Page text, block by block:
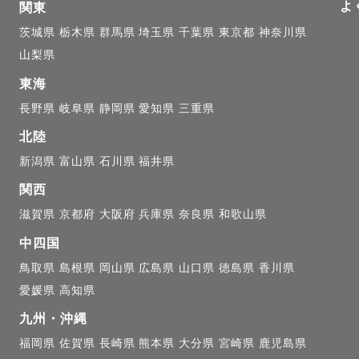
常も、特別な1日も、まるで物語のワンシーンのよう
、古い教会、静かな運河沿い。
らではの風景とともに、大切な人との時間を写真に残
っかりと行い、ゲスト様の「これがやりたい！」を一
い】
関東
茨城県 栃木県 群馬県 埼玉県 千葉県 東京都 神奈川県
山梨県
東海
長野県 岐阜県 静岡県 愛知県 三重県
北陸
新潟県 富山県 石川県 福井県
関西
滋賀県 京都府 大阪府 兵庫県 奈良県 和歌山県
中四国
鳥取県 島根県 岡山県 広島県 山口県 徳島県 香川県
愛媛県 高知県
九州・沖縄
福岡県 佐賀県 長崎県 熊本県 大分県 宮崎県 鹿児島県
よ